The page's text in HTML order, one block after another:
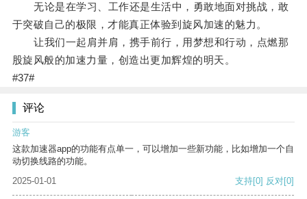
无论是在学习、工作还是生活中，勇敢地面对挑战，敢
于突破自己的极限，才能真正体验到旋风加速的魅力。
让我们一起肩并肩，携手前行，用梦想和行动，点燃那
股旋风般的加速力量，创造出更加辉煌的明天。
#37#
评论
游客
这款加速器app的功能有点单一，可以增加一些新功能，比如增加一个自
动切换线路的功能。
2025-01-01
支持[0] 反对[0]